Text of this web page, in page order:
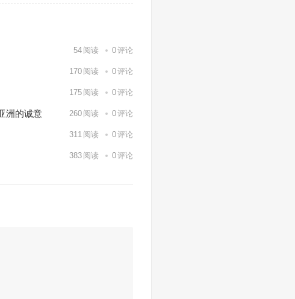
54 阅读 0评论
170 阅读 0评论
175 阅读 0评论
洲的诚意 260 阅读 0评论
311 阅读 0评论
383 阅读 0评论